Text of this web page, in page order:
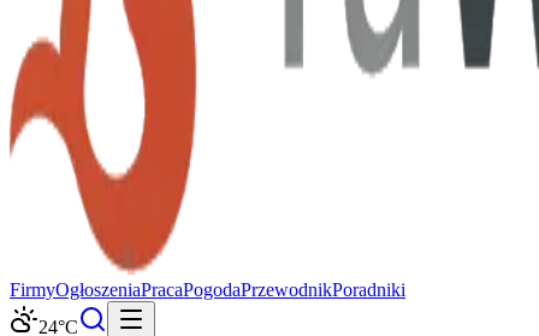
FirmyOgłoszeniaPracaPogodaPrzewodnikPoradniki
24°C